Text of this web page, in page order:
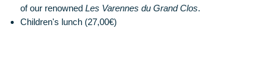
of our renownedLes Varennes du Grand Clos.
Children's lunch (27,00€)